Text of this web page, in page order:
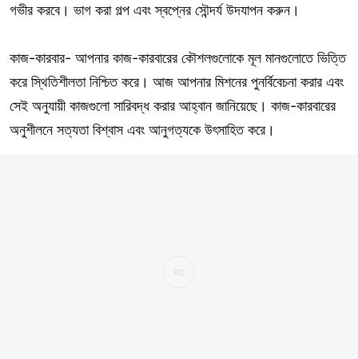
গভীর করবে। ভাগ করা গল্প এবং স্বপ্নের সৌন্দর্য উদযাপন করুন।
কাজ-কারবার- আপনার কাজ-কারবারের কৌশলগুলোকে মূল মানগুলোতে ভিত্তি
করে স্থিতিশীলতা নিশ্চিত করে। আজ আপনার মিশনের পুনর্বিবেচনা করার এবং
সেই অনুযায়ী কাজগুলো সারিবদ্ধ করার আহ্বান জানিয়েছে। কাজ-কারবারের
অনুশীলনে সত্যতা বিশ্বাস এবং আনুগত্যকে উৎসাহিত করে।